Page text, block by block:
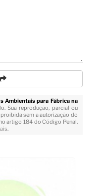
Ambientais para Fábrica na
Sua reprodução, parcial ou
sem a autorização do
artigo 184 do Código Penal.
.